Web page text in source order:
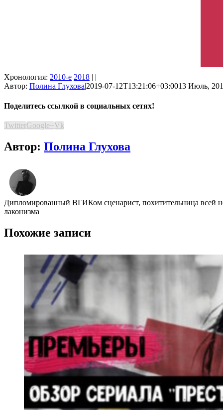
Хронология: 2010-е 2018 | |
Автор: Полина Глухова|2019-07-12T13:21:06+03:0013 Июль,
Поделитесь ссылкой в социальных сетях!
TwitterGoogle+Vk
Автор: Полина Глухова
Дипломированный ВГИКом сценарист, похитительница всей
лаконизма
Похожие записи